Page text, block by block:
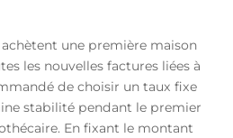
une première maison
les nouvelles factures liées à
de choisir un taux fixe
stabilité pendant le premier
En fixant le montant